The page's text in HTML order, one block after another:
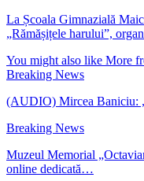
La Școala Gimnazială
„Rămășițele harului”,
You might also like More
Breaking News
(AUDIO) Mircea Baniciu:
Breaking News
Muzeul Memorial
online dedicată…